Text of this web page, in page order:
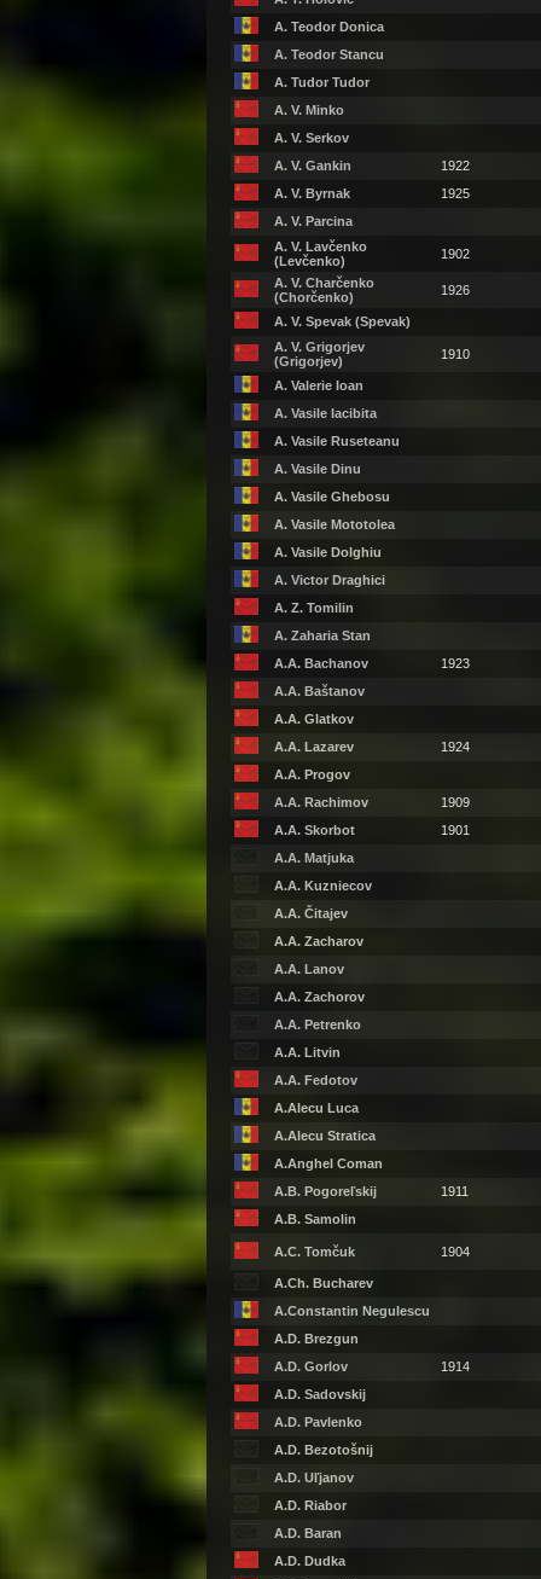
A. Teodor Donica
A. Teodor Stancu
A. Tudor Tudor
A. V. Minko
A. V. Serkov
A. V. Gankin
1922
A. V. Byrnak
1925
A. V. Parcina
A. V. Lavčenko
(Levčenko)
1902
A. V. Charčenko
(Chorčenko)
1926
A. V. Spevak (Spevak)
A. V. Grigorjev
(Grigorjev)
1910
A. Valerie Ioan
A. Vasile Iacibita
A. Vasile Ruseteanu
A. Vasile Dinu
A. Vasile Ghebosu
A. Vasile Mototolea
A. Vasile Dolghiu
A. Victor Draghici
A. Z. Tomilin
A. Zaharia Stan
A.A. Bachanov
1923
A.A. Baštanov
A.A. Glatkov
A.A. Lazarev
1924
A.A. Progov
A.A. Rachimov
1909
A.A. Skorbot
1901
A.A. Matjuka
A.A. Kuzniecov
A.A. Čitajev
A.A. Zacharov
A.A. Lanov
A.A. Zachorov
A.A. Petrenko
A.A. Litvin
A.A. Fedotov
A.Alecu Luca
A.Alecu Stratica
A.Anghel Coman
A.B. Pogoreľskij
1911
A.B. Samolin
A.C. Tomčuk 1904
A.Ch. Bucharev
A.Constantin Negulescu
A.D. Brezgun
A.D. Gorlov
1914
A.D. Sadovskij
A.D. Pavlenko
A.D. Bezotošnij
A.D. Uľjanov
A.D. Riabor
A.D. Baran
A.D. Dudka